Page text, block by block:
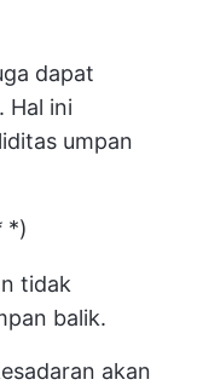
dapat
Hal ini
umpan
*)
tidak
balik.
akan